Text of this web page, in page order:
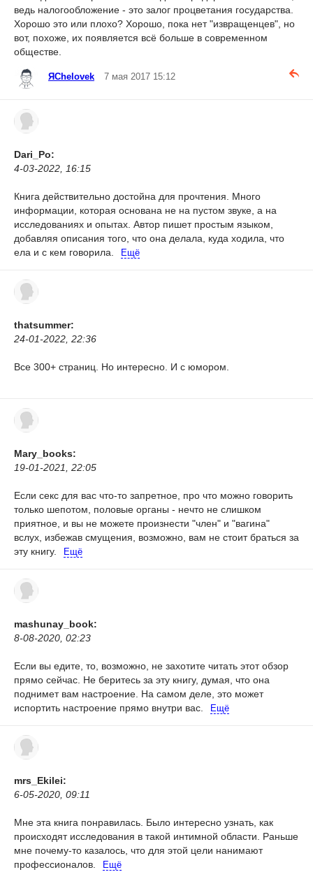
ведь налогообложение - это залог процветания государства.
Хорошо это или плохо? Хорошо, пока нет "извращенцев", но
вот, похоже, их появляется всё больше в современном
обществе.
ЯChelovek 7 мая 2017 15:12
Dari_Po:
4-03-2022, 16:15
Книга действительно достойна для прочтения. Много
информации, которая основана не на пустом звуке, а на
исследованиях и опытах. Автор пишет простым языком,
добавляя описания того, что она делала, куда ходила, что
ела и с кем говорила.
Ещё
thatsummer:
24-01-2022, 22:36
Все 300+ страниц. Но интересно. И с юмором.
Mary_books:
19-01-2021, 22:05
Если секс для вас что-то запретное, про что можно говорить
только шепотом, половые органы - нечто не слишком
приятное, и вы не можете произнести "член" и "вагина"
вслух, избежав смущения, возможно, вам не стоит браться за
эту книгу.
Ещё
mashunay_book:
8-08-2020, 02:23
Если вы едите, то, возможно, не захотите читать этот обзор
прямо сейчас. Не беритесь за эту книгу, думая, что она
поднимет вам настроение. На самом деле, это может
испортить настроение прямо внутри вас.
Ещё
mrs_Ekilei:
6-05-2020, 09:11
Мне эта книга понравилась. Было интересно узнать, как
происходят исследования в такой интимной области. Раньше
мне почему-то казалось, что для этой цели нанимают
профессионалов.
Ещё